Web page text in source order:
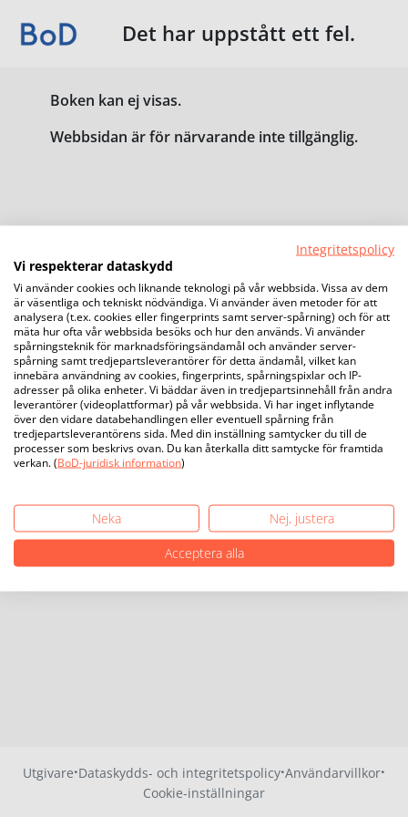
Det har uppstått ett fel.
Boken kan ej visas.
Webbsidan är för närvarande inte tillgänglig.
Utgivare·Dataskydds- och integritetspolicy·Användarvillkor·
Cookie-inställningar
Integritetspolicy
Vi respekterar dataskydd
Vi använder cookies och liknande teknologi på vår webbsida. Vissa av dem
är väsentliga och tekniskt nödvändiga. Vi använder även metoder för att
analysera (t.ex. cookies eller fingerprints samt server-spårning) och för att
mäta hur ofta vår webbsida besöks och hur den används. Vi använder
spårningsteknik för marknadsföringsändamål och använder server-
spårning samt tredjepartsleverantörer för detta ändamål, vilket kan
innebära användning av cookies, fingerprints, spårningspixlar och IP-
adresser på olika enheter. Vi bäddar även in tredjepartsinnehåll från andra
leverantörer (videoplattformar) på vår webbsida. Vi har inget inflytande
över den vidare databehandlingen eller eventuell spårning från
tredjepartsleverantörens sida. Med din inställning samtycker du till de
processer som beskrivs ovan. Du kan återkalla ditt samtycke för framtida
verkan. (BoD-juridisk information)
Neka
Nej, justera
Acceptera alla